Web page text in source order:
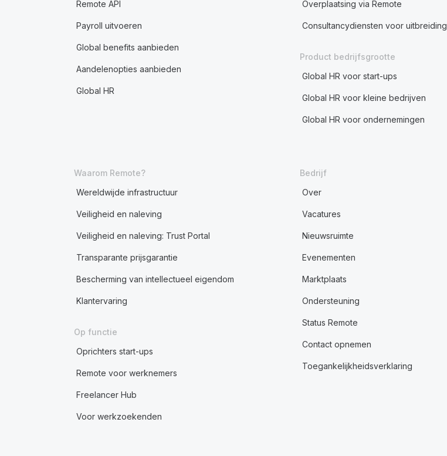
Remote API
Payroll uitvoeren
Global benefits aanbieden
Aandelenopties aanbieden
Global HR
Overplaatsing via Remote
Consultancydiensten voor uitbreiding
Product bedrijfsgrootte
Global HR voor start-ups
Global HR voor kleine bedrijven
Global HR voor ondernemingen
Waarom Remote?
Wereldwijde infrastructuur
Veiligheid en naleving
Veiligheid en naleving: Trust Portal
Transparante prijsgarantie
Bescherming van intellectueel eigendom
Klantervaring
Op functie
Oprichters start-ups
Remote voor werknemers
Freelancer Hub
Voor werkzoekenden
Bedrijf
Over
Vacatures
Nieuwsruimte
Evenementen
Marktplaats
Ondersteuning
Status Remote
Contact opnemen
Toegankelijkheidsverklaring